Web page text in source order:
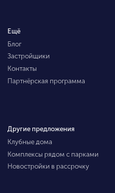
Ещё
Блог
Застройщики
Контакты
Партнёрская программа
Другие предложения
Клубные дома
Комплексы рядом с парками
Новостройки в рассрочку